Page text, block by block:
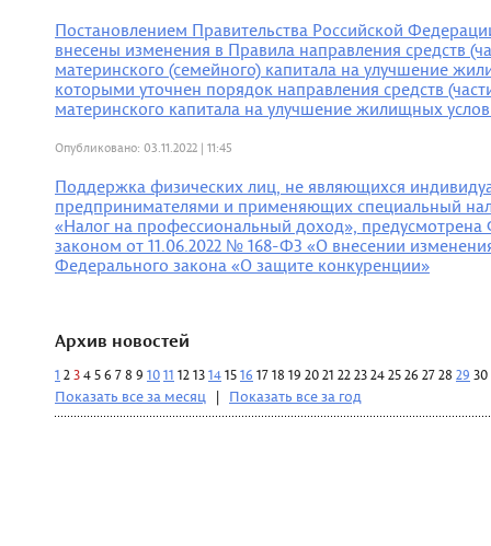
Постановлением Правительства Российской
внесены изменения в Правила направления средств
материнского (семейного) капитала на улучшение
которыми уточнен порядок направления средств
материнского капитала на улучшение жилищных
Опубликовано: 03.11.2022 | 11:45
Поддержка физических лиц, не являющихся
предпринимателями и применяющих специальный
«Налог на профессиональный доход»,
законом от 11.06.2022 № 168-ФЗ «О внесении
Федерального закона «О защите конкуренции»
Архив новостей
1 2 3 4 5 6 7 8 9 10 11 12 13 14 15 16 17 18 19 20 21 22 23 24 25 26 27 28 29 30
Показать все за месяц Показать все за год